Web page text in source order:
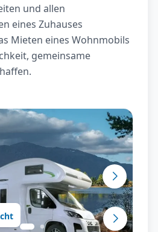
und allen
eines Zuhauses
Mieten eines Wohnmobils
gemeinsame